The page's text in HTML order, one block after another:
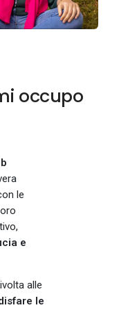
occupo
le
e
alle
le